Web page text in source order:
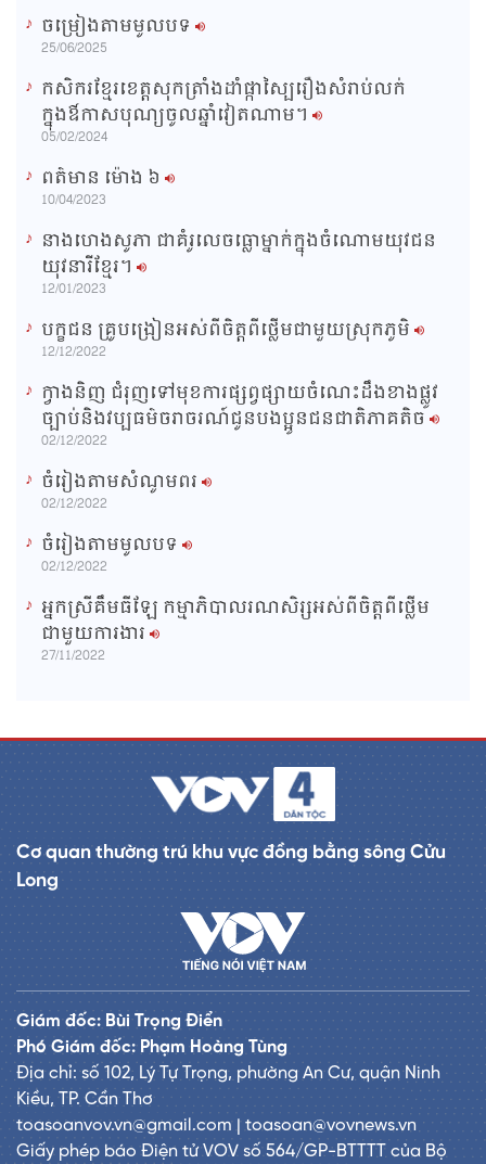
ចម្រៀងតាមមូលបទ
25/06/2025
កសិករខ្មែរខេត្តសុកត្រាំងដាំផ្កាស្បៃរឿងសំរាប់លក់
ក្នុងឳកាសបុណ្យចូលឆ្នាំវៀតណាម។
05/02/2024
ពត៌មាន ម៉ោង​ ៦
10/04/2023
នាងហេងសូភា ជាគំរូលេចធ្លោម្នាក់ក្នុងចំណោមយុវជន
យុវនារីខ្មែរ។
12/01/2023
បក្ខជន គ្រូបង្រៀនអស់ពីចិត្តពីថ្លើមជាមួយស្រុកភូមិ
12/12/2022
ក្វាងនិញ ជំរុញទៅមុខការផ្សព្វផ្សាយចំណេះដឹងខាងផ្លូវ
ច្បាប់និងវប្បធម៌ចរាចរណ៍ជូនបងប្អូនជនជាតិភាគតិច
02/12/2022
ចំរៀងតាមសំណូមពរ
02/12/2022
ចំរៀងតាមមូលបទ
02/12/2022
អ្នកស្រីគឹមធីឡែ កម្មាភិបាលរណសិរ្សអស់ពីចិត្តពីថ្លើម
ជាមួយការងារ
27/11/2022
Cơ quan thường trú khu vực đồng bằng sông Cửu
Long
Giám đốc: Bùi Trọng Điển
Phó Giám đốc: Phạm Hoàng Tùng
Địa chỉ: số 102, Lý Tự Trọng, phường An Cư, quận Ninh
Kiều, TP. Cần Thơ
toasoanvov.vn@gmail.com | toasoan@vovnews.vn
Giấy phép báo Điện tử VOV số 564/GP-BTTTT của Bộ